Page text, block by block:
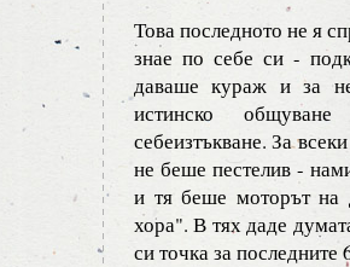
Това последното не я
знае по себе си -
даваше кураж и за
истинско
себеизтъкване. За
не беше пестелив -
и тя беше моторът на
хора". В тях даде
си точка за последните